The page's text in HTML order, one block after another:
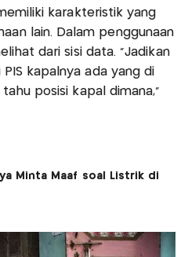
karakteristik yang
lain. Dalam penggunaan
dari sisi data. "Jadikan
kapalnya ada yang di
tahu posisi kapal dimana,"
Minta Maaf soal Listrik di